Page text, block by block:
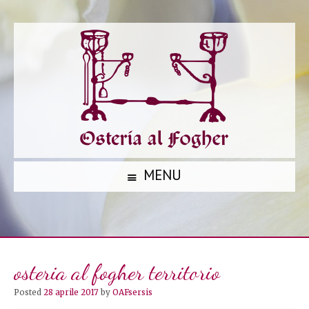
MENU
S
I
T
O
osteria al fogher territorio
Posted 28 aprile 2017 by OAFsersis